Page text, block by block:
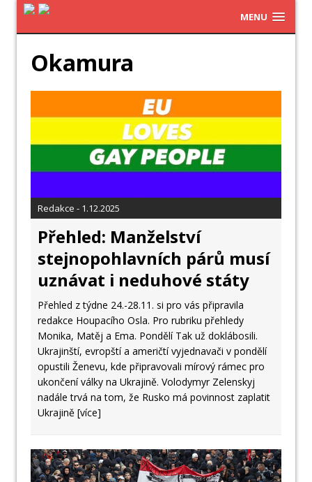
MENU
Okamura
Redakce - 1.12.2025
Přehled: Manželství
stejnopohlavních párů musí
uznávat i neduhové státy
Přehled z týdne 24.-28.11. si pro vás připravila
redakce Houpacího Osla. Pro rubriku přehledy
Monika, Matěj a Ema. Pondělí Tak už doklábosili.
Ukrajinští, evropští a američtí vyjednavači v pondělí
opustili Ženevu, kde připravovali mírový rámec pro
ukončení války na Ukrajině. Volodymyr Zelenskyj
nadále trvá na tom, že Rusko má povinnost zaplatit
Ukrajině [více]